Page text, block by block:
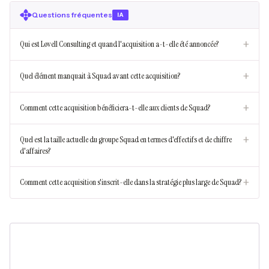
Questions fréquentes IA
Qui est Løvell Consulting et quand l'acquisition a-t-elle été annoncée? +
Quel élément manquait à Squad avant cette acquisition? +
Comment cette acquisition bénéficiera-t-elle aux clients de Squad? +
Quel est la taille actuelle du groupe Squad en termes d'effectifs et de chiffre
d'affaires?
+
Comment cette acquisition s'inscrit-elle dans la stratégie plus large de Squad?+